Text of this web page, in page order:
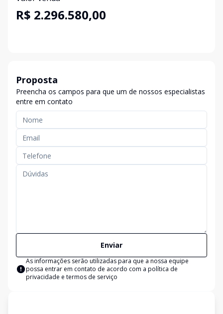
R$ 2.296.580,00
Proposta
Preencha os campos para que um de nossos especialistas
entre em contato
Enviar
As informações serão utilizadas para que a nossa equipe
possa entrar em contato de acordo com a política de
privacidade e termos de serviço